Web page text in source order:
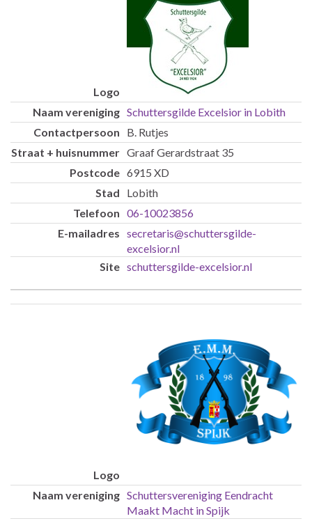
Schuttersgilde Excelsior in Lobith
B. Rutjes
Graaf Gerardstraat 35
6915 XD
Lobith
06-10023856
secretaris@schuttersgilde-
excelsior.nl
schuttersgilde-excelsior.nl
Schuttersvereniging Eendracht
Maakt Macht in Spijk